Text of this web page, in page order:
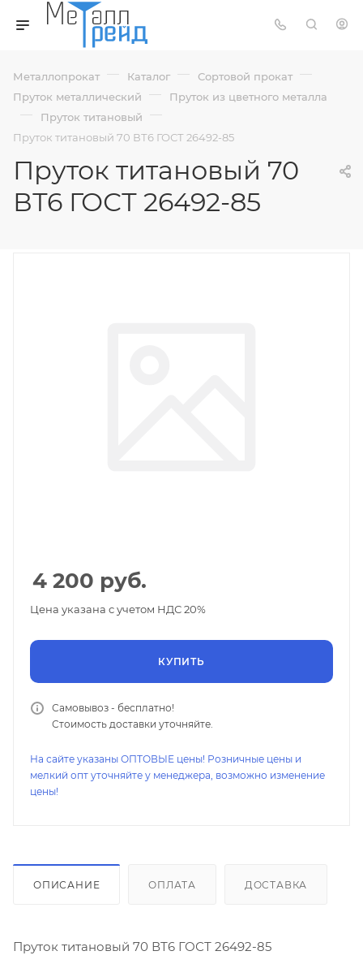
Металлопрокат — Каталог — Сортовой прокат —
Пруток металлический — Пруток из цветного металла
— Пруток титановый —
Пруток титановый 70 ВТ6 ГОСТ 26492-85
Пруток титановый 70
ВТ6 ГОСТ 26492-85
4 200 руб.
Цена указана с учетом НДС 20%
КУПИТЬ
Самовывоз - бесплатно!
Стоимость доставки уточняйте.
На сайте указаны ОПТОВЫЕ цены! Розничные цены и
мелкий опт уточняйте у менеджера, возможно изменение
цены!
ОПИСАНИЕ ОПЛАТА ДОСТАВКА
Пруток титановый 70 ВТ6 ГОСТ 26492-85